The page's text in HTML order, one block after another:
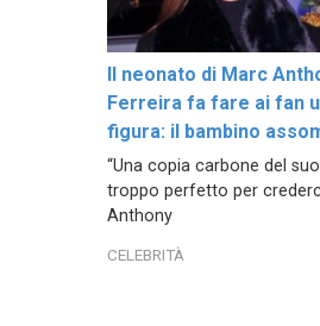
Il neonato di Marc
Ferreira fa fare ai fan
figura: il bambino
“Una copia carbone del
troppo perfetto per
Anthony
CELEBRITÀ